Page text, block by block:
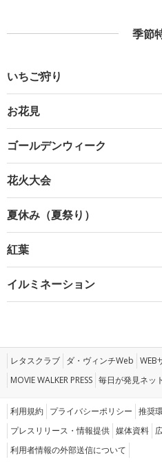
季節
いちご狩り
お花見
ゴールデンウィーク
花火大会
夏休み（夏祭り）
紅葉
イルミネーション
レタスクラブ ダ・ヴィンチWeb WEB
MOVIE WALKER PRESS 毎日が発見ネット
利用規約 プライバシーポリシー 推奨
プレスリリース・情報提供 媒体資料
利用者情報の外部送信について